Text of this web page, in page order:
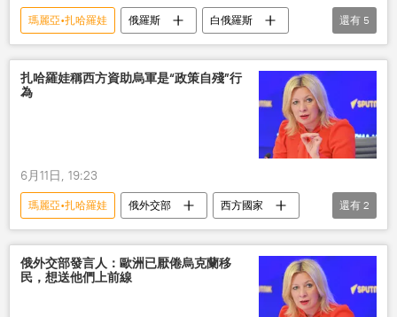
瑪麗亞•扎哈羅娃 俄羅斯
白俄羅斯
烏克蘭
軍事 無人機
死亡
視頻
還有 5
扎哈羅娃稱西方資助烏軍是“政策自殘”行
為
6月11日, 19:23
瑪麗亞•扎哈羅娃 俄外交部
西方國家
烏軍
行為
還有 2
俄外交部發言人：歐洲已厭倦烏克蘭移
民，想送他們上前線